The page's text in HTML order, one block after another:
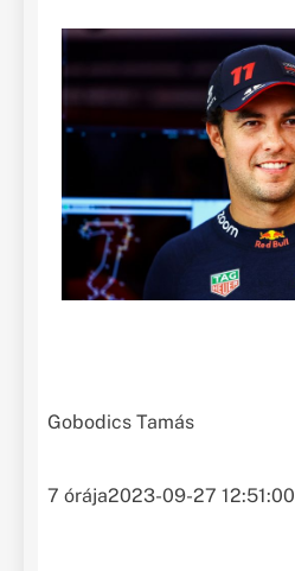
Gobodics Tamás
7 órája2023-09-27 12:51:00